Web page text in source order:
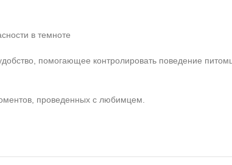
в темноте
помогающее контролировать поведение
проведенных с любимцем.